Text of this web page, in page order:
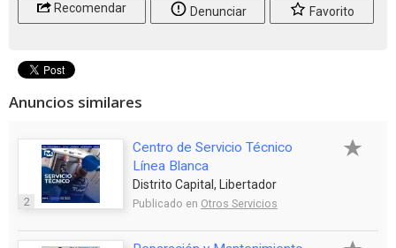
Recomendar Denunciar Favorito
Anuncios similares
2
Centro de Servicio Técnico
Línea Blanca
Distrito Capital, Libertador
Publicado en Otros Servicios